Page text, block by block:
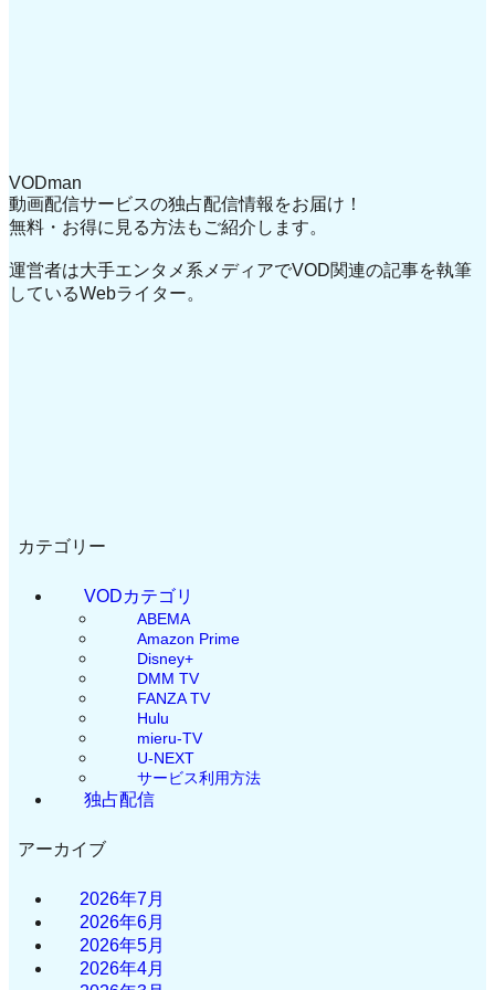
VODman
動画配信サービスの独占配信情報をお届け！
無料・お得に見る方法もご紹介します。
運営者は大手エンタメ系メディアでVOD関連の記事を執筆
しているWebライター。
カテゴリー
VODカテゴリ
ABEMA
Amazon Prime
Disney+
DMM TV
FANZA TV
Hulu
mieru-TV
U-NEXT
サービス利用方法
独占配信
アーカイブ
2026年7月
2026年6月
2026年5月
2026年4月